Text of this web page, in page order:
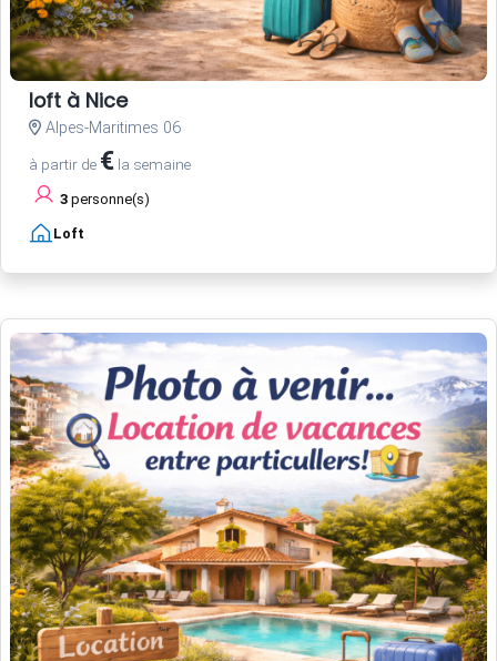
loft à Nice
Alpes-Maritimes 06
à partir de € la semaine
3 personne(s)
Loft